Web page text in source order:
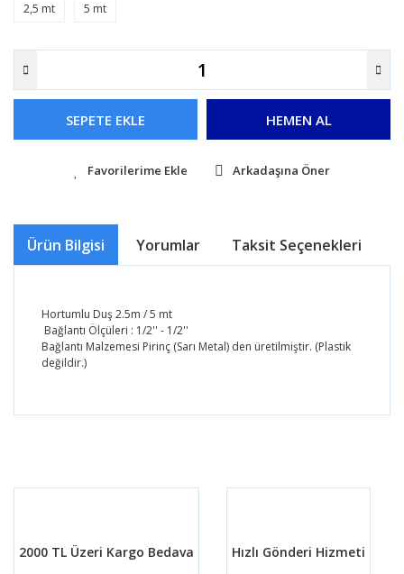
2,5 mt 5 mt
SEPETE EKLE HEMEN AL
Arkadaşına Öner
Ürün Bilgisi Yorumlar Taksit Seçenekleri
Hortumlu Duş 2.5m / 5 mt
Bağlantı Ölçüleri : 1/2'' - 1/2''
Bağlantı Malzemesi Pirinç (Sarı Metal) den üretilmiştir. (Plastik
değildir.)
Yorum Yaz
Ürün bilgilerinde hatalar bulunuyor.
2000 TL Üzeri Kargo Bedava Hızlı Gönderi Hizmeti